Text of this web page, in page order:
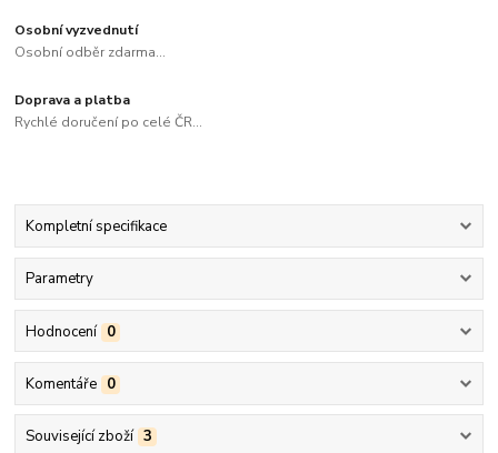
Osobní vyzvednutí
Osobní odběr zdarma...
Doprava a platba
Rychlé doručení po celé ČR...
Kompletní specifikace
Parametry
Hodnocení 0
Komentáře 0
Související zboží 3